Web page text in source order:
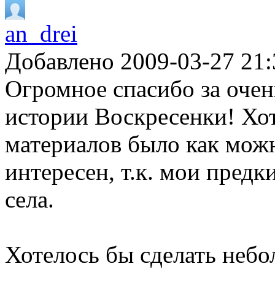
an_drei
Добавлено 2009-03-27
Огромное спасибо за
истории Воскресенки!
материалов было как
интересен, т.к. мои
села.
Хотелось бы сделать